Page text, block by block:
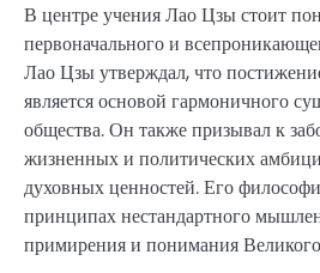
В центре учения Лао Цзы стоит
первоначального и
Лао Цзы утверждал, что
является основой гармоничного
общества. Он также призывал к
жизненных и политических
духовных ценностей. Его
принципах нестандартного
примирения и понимания